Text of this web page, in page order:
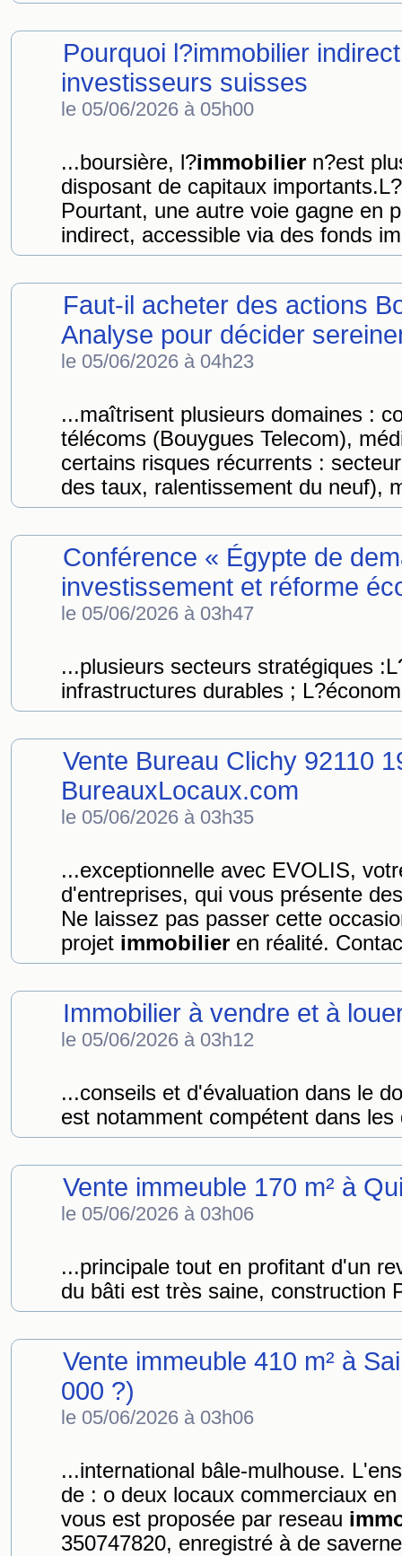
Pourquoi l?immobilier
investisseurs suisses
le 05/06/2026 à 05h00
...boursière, l?immobilier n?est
disposant de capitaux importants.L?
Pourtant, une autre voie gagne en
indirect, accessible via des fonds
Faut-il acheter des actions
Analyse pour décider
le 05/06/2026 à 04h23
...maîtrisent plusieurs domaines :
télécoms (Bouygues Telecom),
certains risques récurrents :
des taux, ralentissement du neuf),
Conférence « Égypte de
investissement et réforme
le 05/06/2026 à 03h47
...plusieurs secteurs stratégiques
infrastructures durables ;
Vente Bureau Clichy 92110
BureauxLocaux.com
le 05/06/2026 à 03h35
...exceptionnelle avec EVOLIS,
d'entreprises, qui vous présente
Ne laissez pas passer cette
projet immobilier en réalité.
Immobilier à vendre et à
le 05/06/2026 à 03h12
...conseils et d'évaluation dans le
est notamment compétent dans
Vente immeuble 170 m² à
le 05/06/2026 à 03h06
...principale tout en profitant d'un
du bâti est très saine, construction
Vente immeuble 410 m² à
000 ?)
le 05/06/2026 à 03h06
...international bâle-mulhouse.
de : o deux locaux commerciaux
vous est proposée par reseau
350747820, enregistré à de